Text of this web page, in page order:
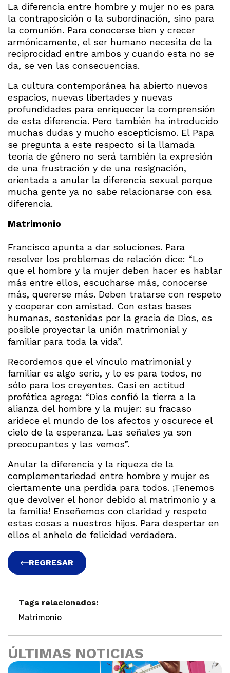
La diferencia entre hombre y mujer no es para
la contraposición o la subordinación, sino para
la comunión. Para conocerse bien y crecer
armónicamente, el ser humano necesita de la
reciprocidad entre ambos y cuando esta no se
da, se ven las consecuencias.
La cultura contemporánea ha abierto nuevos
espacios, nuevas libertades y nuevas
profundidades para enriquecer la comprensión
de esta diferencia. Pero también ha introducido
muchas dudas y mucho escepticismo. El Papa
se pregunta a este respecto si la llamada
teoría de género no será también la expresión
de una frustración y de una resignación,
orientada a anular la diferencia sexual porque
mucha gente ya no sabe relacionarse con esa
diferencia.
Matrimonio
Francisco apunta a dar soluciones. Para
resolver los problemas de relación dice: “Lo
que el hombre y la mujer deben hacer es hablar
más entre ellos, escucharse más, conocerse
más, quererse más. Deben tratarse con respeto
y cooperar con amistad. Con estas bases
humanas, sostenidas por la gracia de Dios, es
posible proyectar la unión matrimonial y
familiar para toda la vida”.
Recordemos que el vínculo matrimonial y
familiar es algo serio, y lo es para todos, no
sólo para los creyentes. Casi en actitud
profética agrega: “Dios confió la tierra a la
alianza del hombre y la mujer: su fracaso
aridece el mundo de los afectos y oscurece el
cielo de la esperanza. Las señales ya son
preocupantes y las vemos”.
Anular la diferencia y la riqueza de la
complementariedad entre hombre y mujer es
ciertamente una perdida para todos. ¡Tenemos
que devolver el honor debido al matrimonio y a
la familia! Enseñemos con claridad y respeto
estas cosas a nuestros hijos. Para despertar en
ellos el anhelo de felicidad verdadera.
REGRESAR
Tags relacionados:
Matrimonio
ÚLTIMAS NOTICIAS